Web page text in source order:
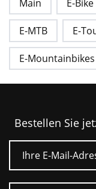
Main E-Bike
E-MTB E-
E-Mountainbikes
Bestellen Sie
E-Mail